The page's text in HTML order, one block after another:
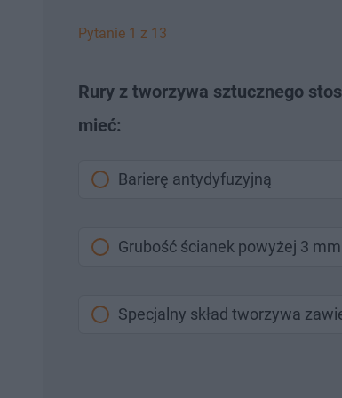
Pytanie 1 z 13
Rury z tworzywa sztucznego
mieć:
Barierę antydyfuzyjną
Grubość ścianek powyżej 3 mm
Specjalny skład tworzywa